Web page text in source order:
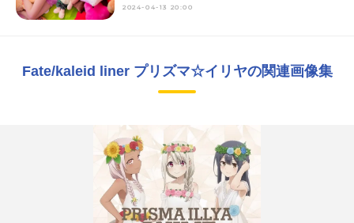
2024-04-13 20:00
Fate/kaleid liner プリズマ☆イリヤの関連画像集